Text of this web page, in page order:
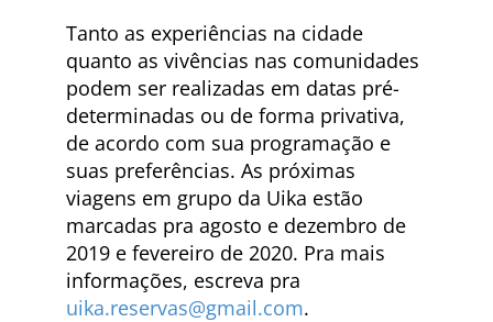
Tanto as experiências na cidade
quanto as vivências nas comunidades
podem ser realizadas em datas pré-
determinadas ou de forma privativa,
de acordo com sua programação e
suas preferências. As próximas
viagens em grupo da Uika estão
marcadas pra agosto e dezembro de
2019 e fevereiro de 2020. Pra mais
informações, escreva pra
uika.reservas@gmail.com.